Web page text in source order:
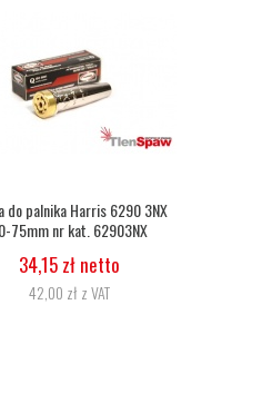
Wąż tlenowy fi 6,3
5,07 zł netto
6,24 zł z VAT